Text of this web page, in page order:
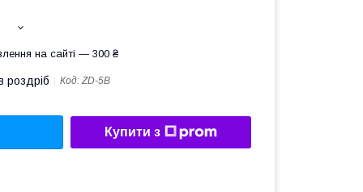
на сайті — 300 ₴
роздріб Код: ZD-5В
Купити з